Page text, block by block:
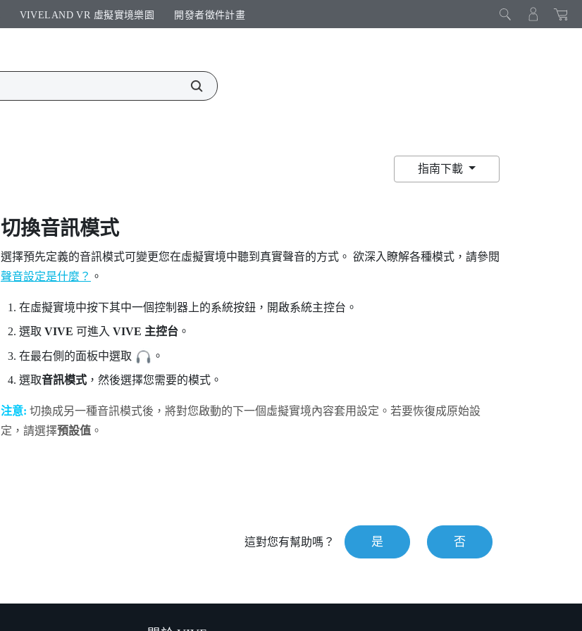
VIVELAND VR 虛擬實境樂園​ 開發者徵件計畫​
指南下載
切換音訊模式
選擇預先定義的音訊模式可變更您在虛擬實境中聽到真實聲音的方式。 欲深入瞭解各種模式，請參閱
聲音設定是什麼？ 。
在虛擬實境中按下其中一個控制器上的系統按鈕，開啟系統主控台。
選取 VIVE 可進入 VIVE 主控台。
在最右側的面板中選取 。
選取音訊模式，然後選擇您需要的模式。
注意: 切換成另一種音訊模式後，將對您啟動的下一個虛擬實境內容套用設定。若要恢復成原始設
定，請選擇預設值。
這對您有幫助嗎？ 是 否